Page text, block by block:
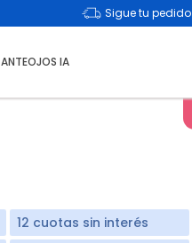
Sigue tu pedido
ANTEOJOS IA
12 cuotas sin interés